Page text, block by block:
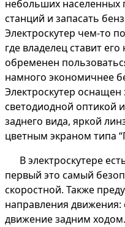
небольших населенных
станций и запасать
Электроскутер чем-то
где владелец ставит
обременен
намного экономичнее
Электроскутер
светодиодной оптикой
заднего вида, яркой
цветным экраном типа
В электроскутере
первый это самый
скоростной. Также
направления
движение задним ходом.